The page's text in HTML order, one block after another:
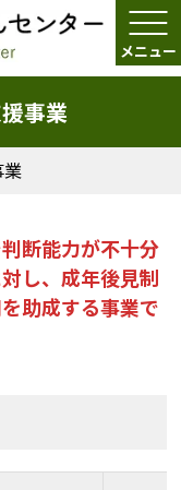
事業
断能力が不十分
し、成年後見制
助成する事業で